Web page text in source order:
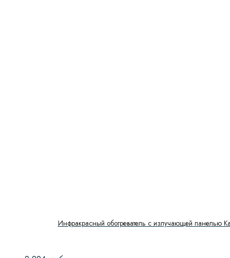
Инфракрасный обогреватель с излучающей панелью